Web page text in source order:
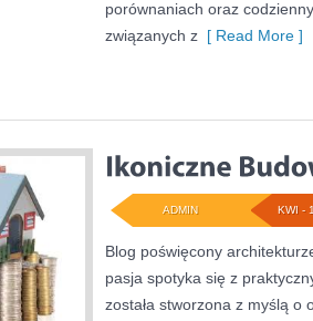
porównaniach oraz
związanych z [ Read More ]
KWI -
ADMIN
Blog poświęcony
pasja spotyka się z
została stworzona z myślą o